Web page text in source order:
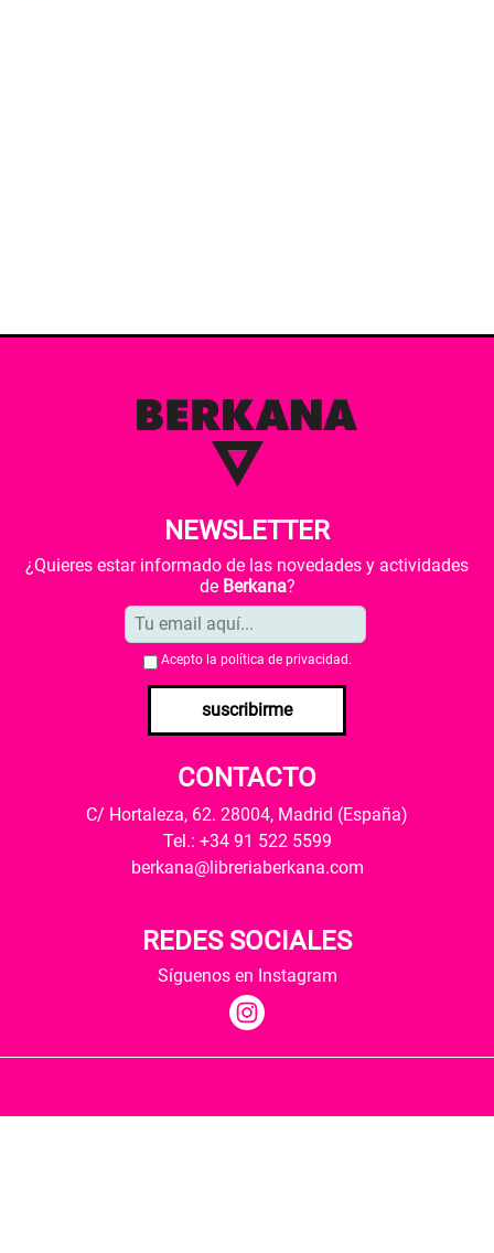
NEWSLETTER
¿Quieres estar informado de las novedades y actividades
de Berkana?
Acepto la política de privacidad .
suscribirme
CONTACTO
C/ Hortaleza, 62. 28004, Madrid (España)
Tel.: +34 91 522 5599
berkana@libreriaberkana.com
REDES SOCIALES
Síguenos en Instagram